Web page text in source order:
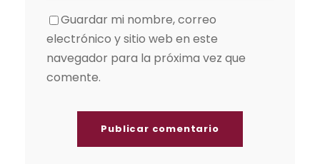
Guardar mi nombre, correo
electrónico y sitio web en este
navegador para la próxima vez que
comente.